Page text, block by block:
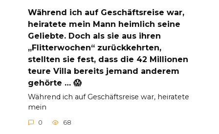
Während ich auf Geschäftsreise war,
heiratete mein Mann heimlich seine
Geliebte. Doch als sie aus ihren
„Flitterwochen“ zurückkehrten,
stellten sie fest, dass die 42 Millionen
teure Villa bereits jemand anderem
gehörte … 😱
Während ich auf Geschäftsreise war, heiratete
mein
0 68